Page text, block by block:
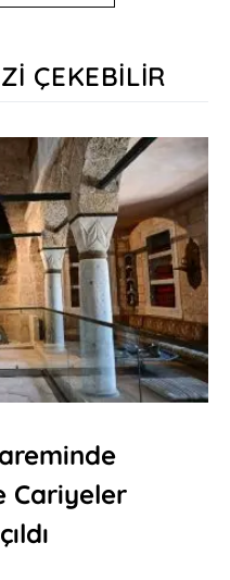
ÇEKEBILIR
Cariyeler